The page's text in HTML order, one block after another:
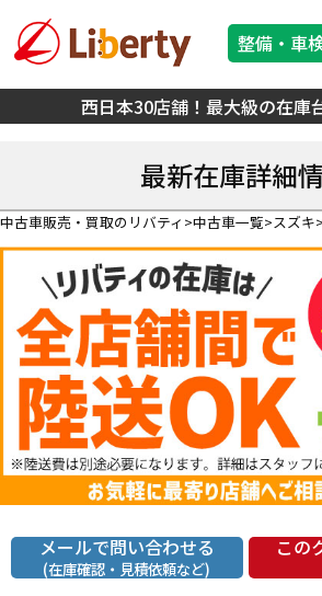
西日本30店舗！最大級の在庫
整備・車
最新在庫詳細
中古車販売・買取のリバティ 中古車一覧 スズキ
メールで問い合わせる
(在庫確認・見積依頼など)
この